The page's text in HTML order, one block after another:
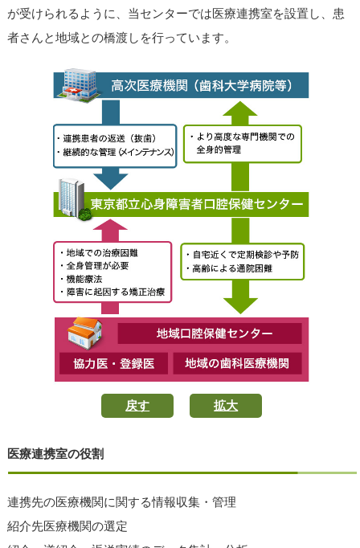
が受けられるように、当センターでは医療連携室を設置し、患
者さんと地域との橋渡しを行っています。
戻す 拡大
医療連携室の役割
連携先の医療機関に関する情報収集・管理
紹介先医療機関の選定